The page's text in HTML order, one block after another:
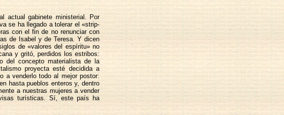
actual gabinete ministerial. Por
se ha llegado a tolerar el «strip-
con el fin de no renunciar con
de Isabel y de Teresa. Y dicen
de «valores del espíritu» no
y gritó, perdidos los estribos:
del concepto materialista de la
proyecta esté decidida a
a venderlo todo al mejor postor:
hasta pueblos enteros y, dentro
a nuestras mujeres a vender
turísticas. Sí, este país ha